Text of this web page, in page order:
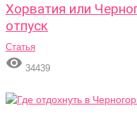
Хорватия или
отпуск
Статья
 34439